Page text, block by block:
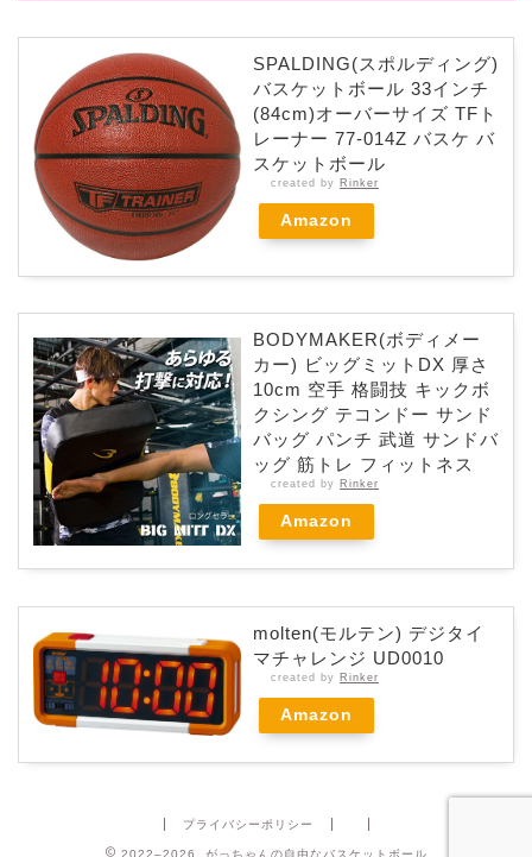
SPALDING(スポルディング)
バスケットボール 33インチ
(84cm)オーバーサイズ TFト
レーナー 77-014Z バスケ バ
スケットボール
created by Rinker
Amazon
BODYMAKER(ボディメー
カー) ビッグミットDX 厚さ
10cm 空手 格闘技 キックボ
クシング テコンドー サンド
バッグ パンチ 武道 サンドバ
ッグ 筋トレ フィットネス
created by Rinker
Amazon
molten(モルテン) デジタイ
マチャレンジ UD0010
created by Rinker
Amazon
プライバシーポリシー
2022–2026 がっちゃんの自由なバスケットボール